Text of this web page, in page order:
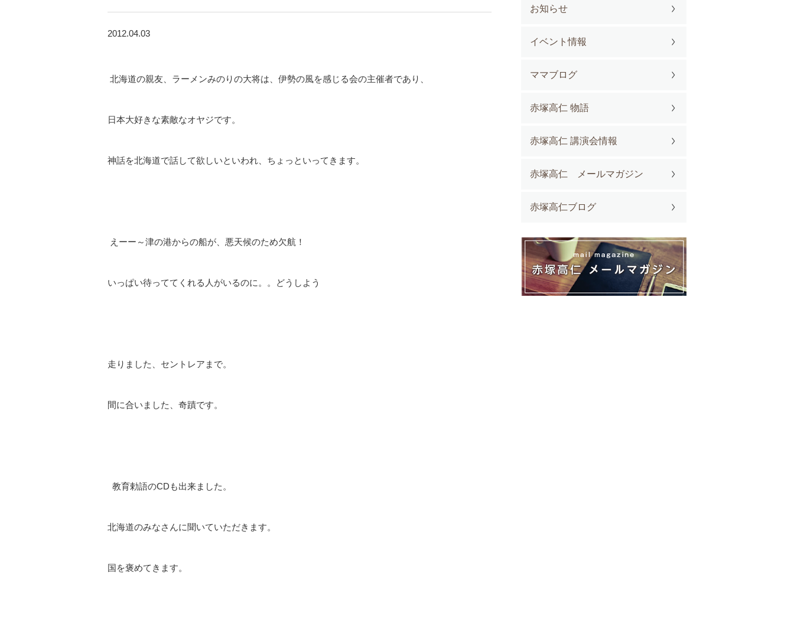
2012.04.03
北海道の親友、ラーメンみのりの大将は、伊勢の風を感じる会の主催者であり、
日本大好きな素敵なオヤジです。
神話を北海道で話して欲しいといわれ、ちょっといってきます。
えーー～津の港からの船が、悪天候のため欠航！
いっぱい待っててくれる人がいるのに。。どうしよう
走りました、セントレアまで。
間に合いました、奇蹟です。
教育勅語のCDも出来ました。
北海道のみなさんに聞いていただきます。
国を褒めてきます。
お知らせ
イベント情報
ママブログ
赤塚高仁 物語
赤塚高仁 講演会情報
赤塚高仁 メールマガジン
赤塚高仁ブログ